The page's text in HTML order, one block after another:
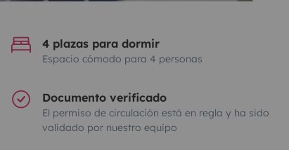
4 plazas para dormir
Espacio cómodo para 4 personas
Documento verificado
El permiso de circulación está en regla y ha sido
validado por nuestro equipo